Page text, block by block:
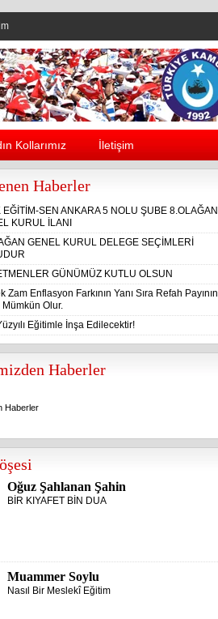
Kollarımız İletişim
Haberler
EĞİTİM-SEN ANKARA 5 NOLU ŞUBE 8.OLAĞAN
KURUL İLANI
GENEL KURUL DELEGE SEÇİMLERİ
GÜNÜMÜZ KUTLU OLSUN
Zam Enflasyon Farkının Yanı Sıra Refah Payının
Olur.
Eğitimle İnşa Edilecektir!
Haberler
Haberler
Oğuz Şahlanan Şahin
BİR KIYAFET BİN DUA
Muammer Soylu
Nasıl Bir Meslekî Eğitim